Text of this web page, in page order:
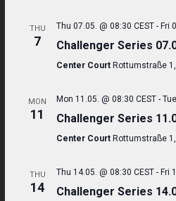
THU
7
Thu 07.05. @ 08:30 CEST - Fri
Challenger Series
Center Court Rottumstraße
MON
11
Mon 11.05. @ 08:30 CEST -
Challenger Series
Center Court Rottumstraße
THU
14
Thu 14.05. @ 08:30 CEST - Fri
Challenger Series